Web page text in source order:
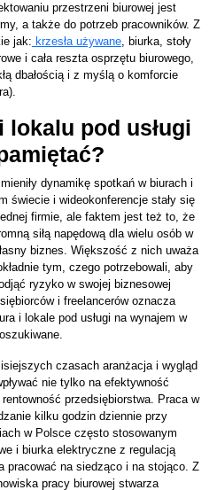
przestrzeni biurowej jest
a także do potrzeb pracowników. Z
jak: krzesła używane, biurka, stoły
i cała reszta osprzętu biurowego,
dbałością i z myślą o komforcie
lokalu pod usługi
dynamikę spotkań w biurach i
świecie i wideokonferencje stały się
firmie, ale faktem jest też to, że
siłą napędową dla wielu osób w
biznes. Większość z nich uważa
tym, czego potrzebowali, aby
ryzyko w swojej biznesowej
i freelancerów oznacza
i lokale pod usługi na wynajem w
czasach aranżacja i wygląd
nie tylko na efektywność
przedsiębiorstwa. Praca w
kilku godzin dziennie przy
w Polsce często stosowanym
i biurka elektryczne z regulacją
pracować na siedząco i na stojąco. Z
pracy biurowej stwarza